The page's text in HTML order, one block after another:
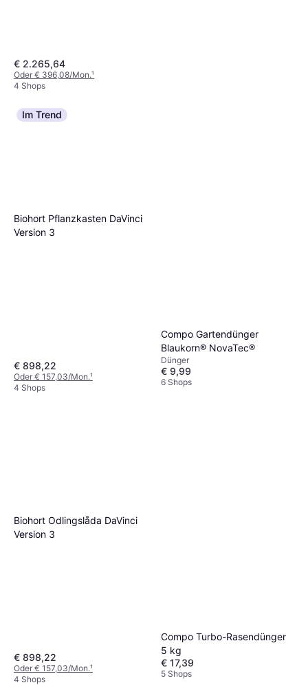
€ 2.265,64
Oder € 396,08/Mon.¹
4 Shops
Im Trend
Biohort Pflanzkasten DaVinci
Version 3
€ 898,22
Oder € 157,03/Mon.¹
4 Shops
Compo Gartendünger
Blaukorn® NovaTec®
Dünger
€ 9,99
6 Shops
Biohort Odlingslåda DaVinci
Version 3
€ 898,22
Oder € 157,03/Mon.¹
4 Shops
Compo Turbo-Rasendünger
5 kg
€ 17,39
5 Shops